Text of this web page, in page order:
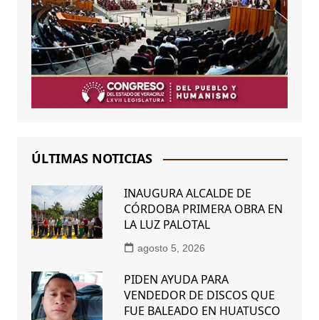
ÚLTIMAS NOTICIAS
INAUGURA ALCALDE DE
CÓRDOBA PRIMERA OBRA EN
LA LUZ PALOTAL
agosto 5, 2026
PIDEN AYUDA PARA
VENDEDOR DE DISCOS QUE
FUE BALEADO EN HUATUSCO